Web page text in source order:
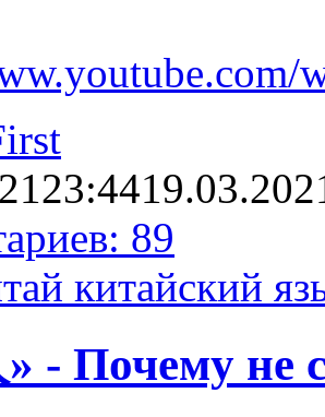
23:44
89
китайский
- Почему не